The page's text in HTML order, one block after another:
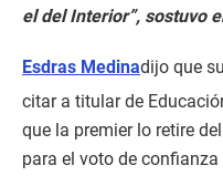
el del Interior”, sostuvo
Esdras Medinadijo que
citar a titular de
que la premier lo retire
para el voto de confianza